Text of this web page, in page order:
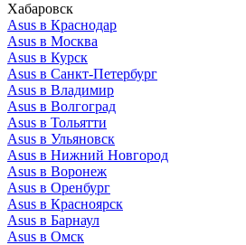
Хабаровск
Asus в Краснодар
Asus в Москва
Asus в Курск
Asus в Санкт-Петербург
Asus в Владимир
Asus в Волгоград
Asus в Тольятти
Asus в Ульяновск
Asus в Нижний Новгород
Asus в Воронеж
Asus в Оренбург
Asus в Красноярск
Asus в Барнаул
Asus в Омск